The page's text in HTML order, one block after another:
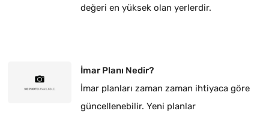
değeri en yüksek olan yerlerdir.
İmar Planı Nedir?
İmar planları zaman zaman ihtiyaca göre
güncellenebilir. Yeni planlar